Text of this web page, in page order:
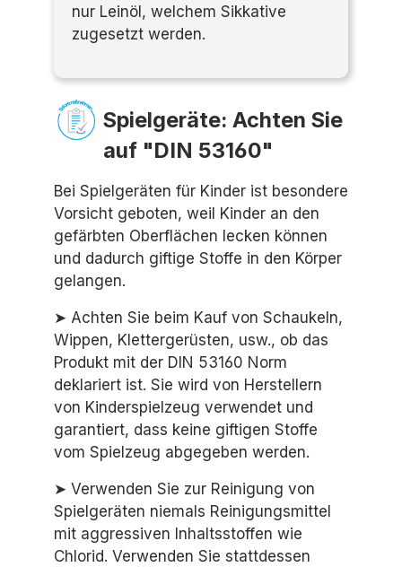
nur Leinöl, welchem Sikkative
zugesetzt werden.
Spielgeräte: Achten Sie
auf "DIN 53160"
Bei Spielgeräten für Kinder ist besondere
Vorsicht geboten, weil Kinder an den
gefärbten Oberflächen lecken können
und dadurch giftige Stoffe in den Körper
gelangen.
➤ Achten Sie beim Kauf von Schaukeln,
Wippen, Klettergerüsten, usw., ob das
Produkt mit der DIN 53160 Norm
deklariert ist. Sie wird von Herstellern
von Kinderspielzeug verwendet und
garantiert, dass keine giftigen Stoffe
vom Spielzeug abgegeben werden.
➤ Verwenden Sie zur Reinigung von
Spielgeräten niemals Reinigungsmittel
mit aggressiven Inhaltsstoffen wie
Chlorid. Verwenden Sie stattdessen